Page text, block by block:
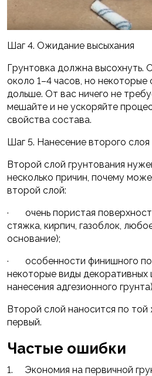
Шаг 4. Ожидание высыхания
Грунтовка должна высохнуть.
около 1–4 часов, но некоторые
дольше. От вас ничего не
мешайте и не ускоряйте
свойства состава.
Шаг 5. Нанесение второго слоя
Второй слой грунтования
несколько причин, почему
второй слой:
· очень пористая
стяжка, кирпич, газоблок,
основание);
· особенности финишного
некоторые виды
нанесения адгезионного
Второй слой наносится по той
первый.
Частые ошибки
1. Экономия на первичной